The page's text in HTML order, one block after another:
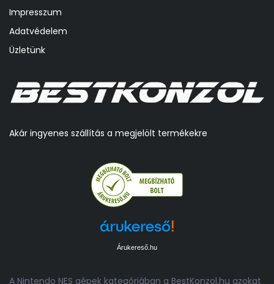
Impresszum
Adatvédelem
Üzletünk
Akár ingyenes szállítás a megjelölt termékekre
Árukereső.hu
A Nintendo NES gépek kategóriában a BestKonzol.hu azokat